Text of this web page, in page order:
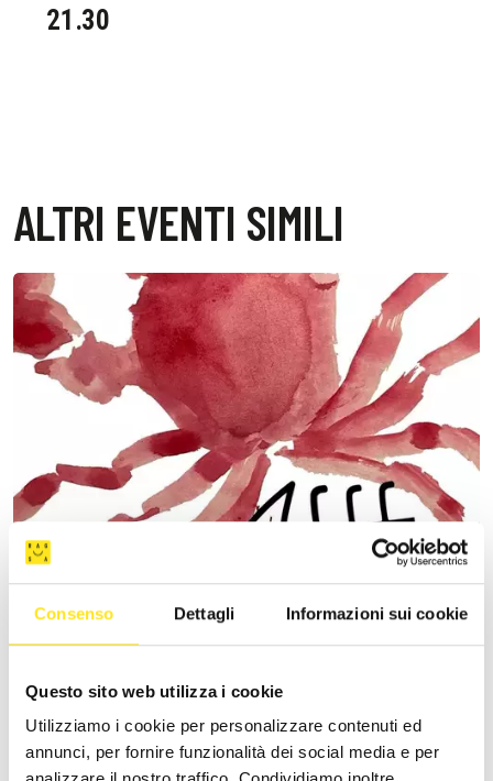
Consenso Dettagli Informazioni sui cookie
Questo sito web utilizza i cookie
Utilizziamo i cookie per personalizzare contenuti ed
annunci, per fornire funzionalità dei social media e per
21.30
ALTRI EVENTI SIMILI
DONNAFUGATA FILM FESTIVAL - XVIII EDIZIONE
DONNAFUGATA
Il cinema torna a vivere sotto le stelle.